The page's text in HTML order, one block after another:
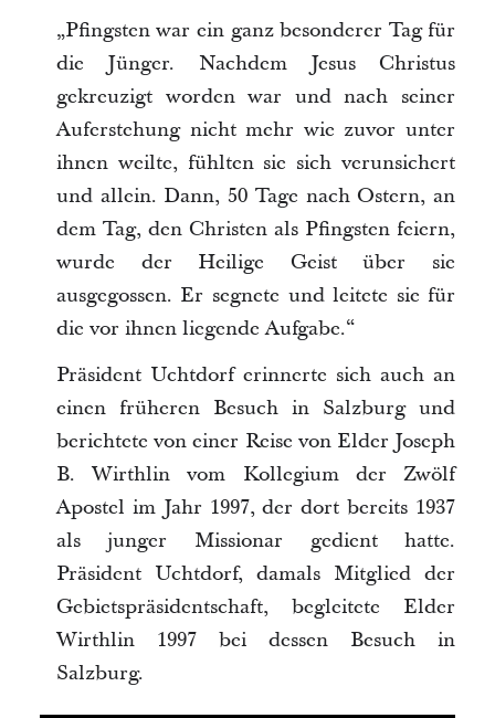
„Pfingsten war ein ganz besonderer Tag für
die Jünger. Nachdem Jesus Christus
gekreuzigt worden war und nach seiner
Auferstehung nicht mehr wie zuvor unter
ihnen weilte, fühlten sie sich verunsichert
und allein. Dann, 50 Tage nach Ostern, an
dem Tag, den Christen als Pfingsten feiern,
wurde der Heilige Geist über sie
ausgegossen. Er segnete und leitete sie für
die vor ihnen liegende Aufgabe.“
Präsident Uchtdorf erinnerte sich auch an
einen früheren Besuch in Salzburg und
berichtete von einer Reise von Elder Joseph
B. Wirthlin vom Kollegium der Zwölf
Apostel im Jahr 1997, der dort bereits 1937
als junger Missionar gedient hatte.
Präsident Uchtdorf, damals Mitglied der
Gebietspräsidentschaft, begleitete Elder
Wirthlin 1997 bei dessen Besuch in
Salzburg.